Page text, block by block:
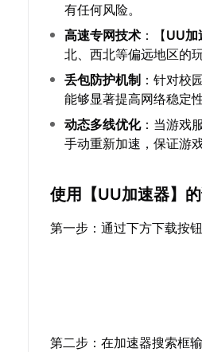
有任何风险。
高速专网技术 ：【UU加
北、西北等偏远地区的
丢包防护机制 ：针对校
能够显著提高网络稳定
动态多线优化：当游戏
手动重新加速，保证游
使用【UU加速器】
第一步：通过下方下载按
第二步：在加速器搜索框